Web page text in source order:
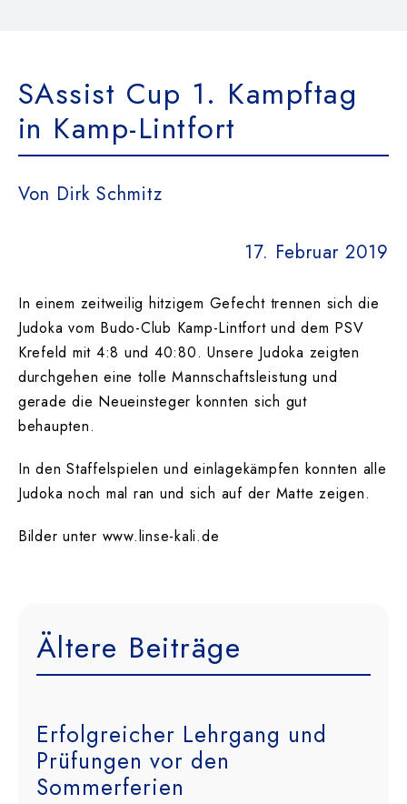
Kontakt
Dokumente
Suche
SAssist Cup 1. Kampftag
in Kamp-Lintfort
Von Dirk Schmitz
17. Februar 2019
In einem zeitweilig hitzigem Gefecht trennen sich die
Judoka vom Budo-Club Kamp-Lintfort und dem PSV
Krefeld mit 4:8 und 40:80. Unsere Judoka zeigten
durchgehen eine tolle Mannschaftsleistung und
gerade die Neueinsteger konnten sich gut
behaupten.
In den Staffelspielen und einlagekämpfen konnten alle
Judoka noch mal ran und sich auf der Matte zeigen.
Bilder unter www.linse-kali.de
Ältere Beiträge
Erfolgreicher Lehrgang und
Prüfungen vor den
Sommerferien